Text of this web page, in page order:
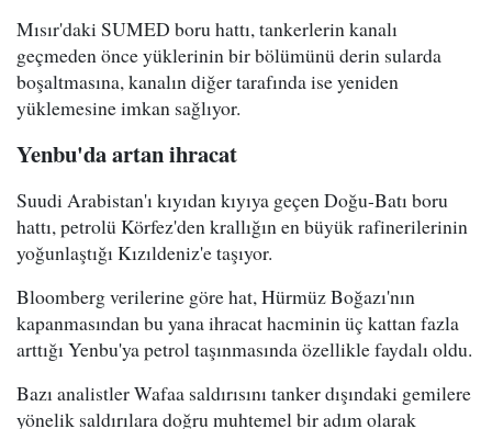
Mısır'daki SUMED boru hattı, tankerlerin kanalı
geçmeden önce yüklerinin bir bölümünü derin sularda
boşaltmasına, kanalın diğer tarafında ise yeniden
yüklemesine imkan sağlıyor.
Yenbu'da artan ihracat
Suudi Arabistan'ı kıyıdan kıyıya geçen Doğu-Batı boru
hattı, petrolü Körfez'den krallığın en büyük rafinerilerinin
yoğunlaştığı Kızıldeniz'e taşıyor.
Bloomberg verilerine göre hat, Hürmüz Boğazı'nın
kapanmasından bu yana ihracat hacminin üç kattan fazla
arttığı Yenbu'ya petrol taşınmasında özellikle faydalı oldu.
Bazı analistler Wafaa saldırısını tanker dışındaki gemilere
yönelik saldırılara doğru muhtemel bir adım olarak